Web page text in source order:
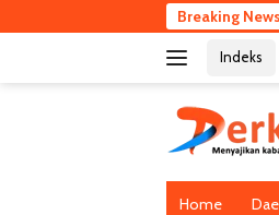
ke
Breaking News
Indeks
Home